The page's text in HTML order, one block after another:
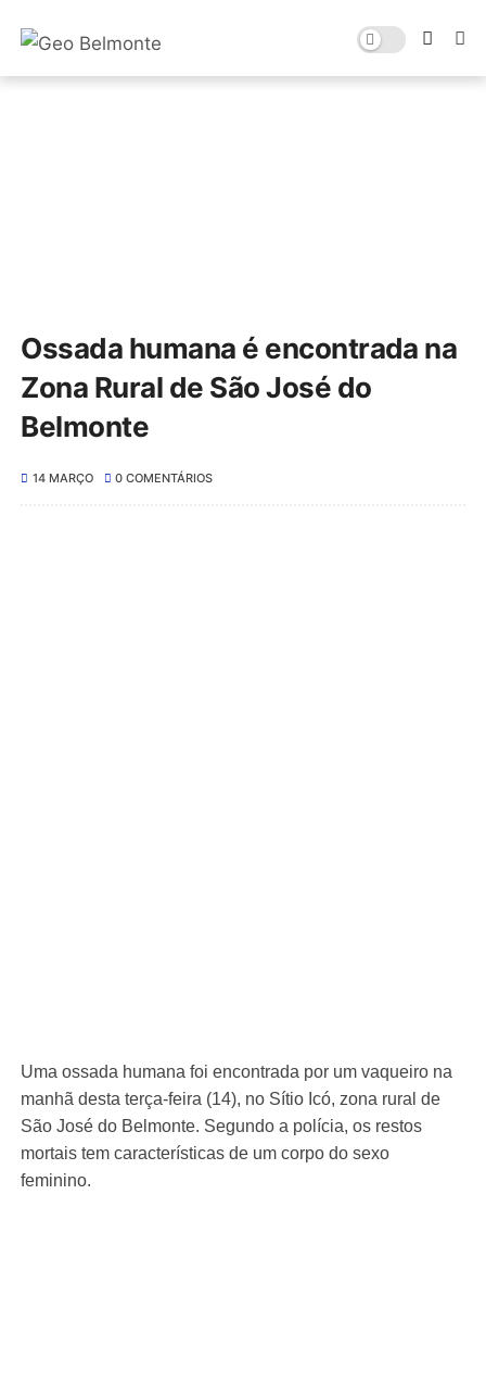
Ossada humana é encontrada na
Zona Rural de São José do
Belmonte
14 MARÇO 0 COMENTÁRIOS
Uma ossada humana foi encontrada por um vaqueiro na
manhã desta terça-feira (14), no Sítio Icó, zona rural de
São José do Belmonte. Segundo a polícia, os restos
mortais tem características de um corpo do sexo
feminino.